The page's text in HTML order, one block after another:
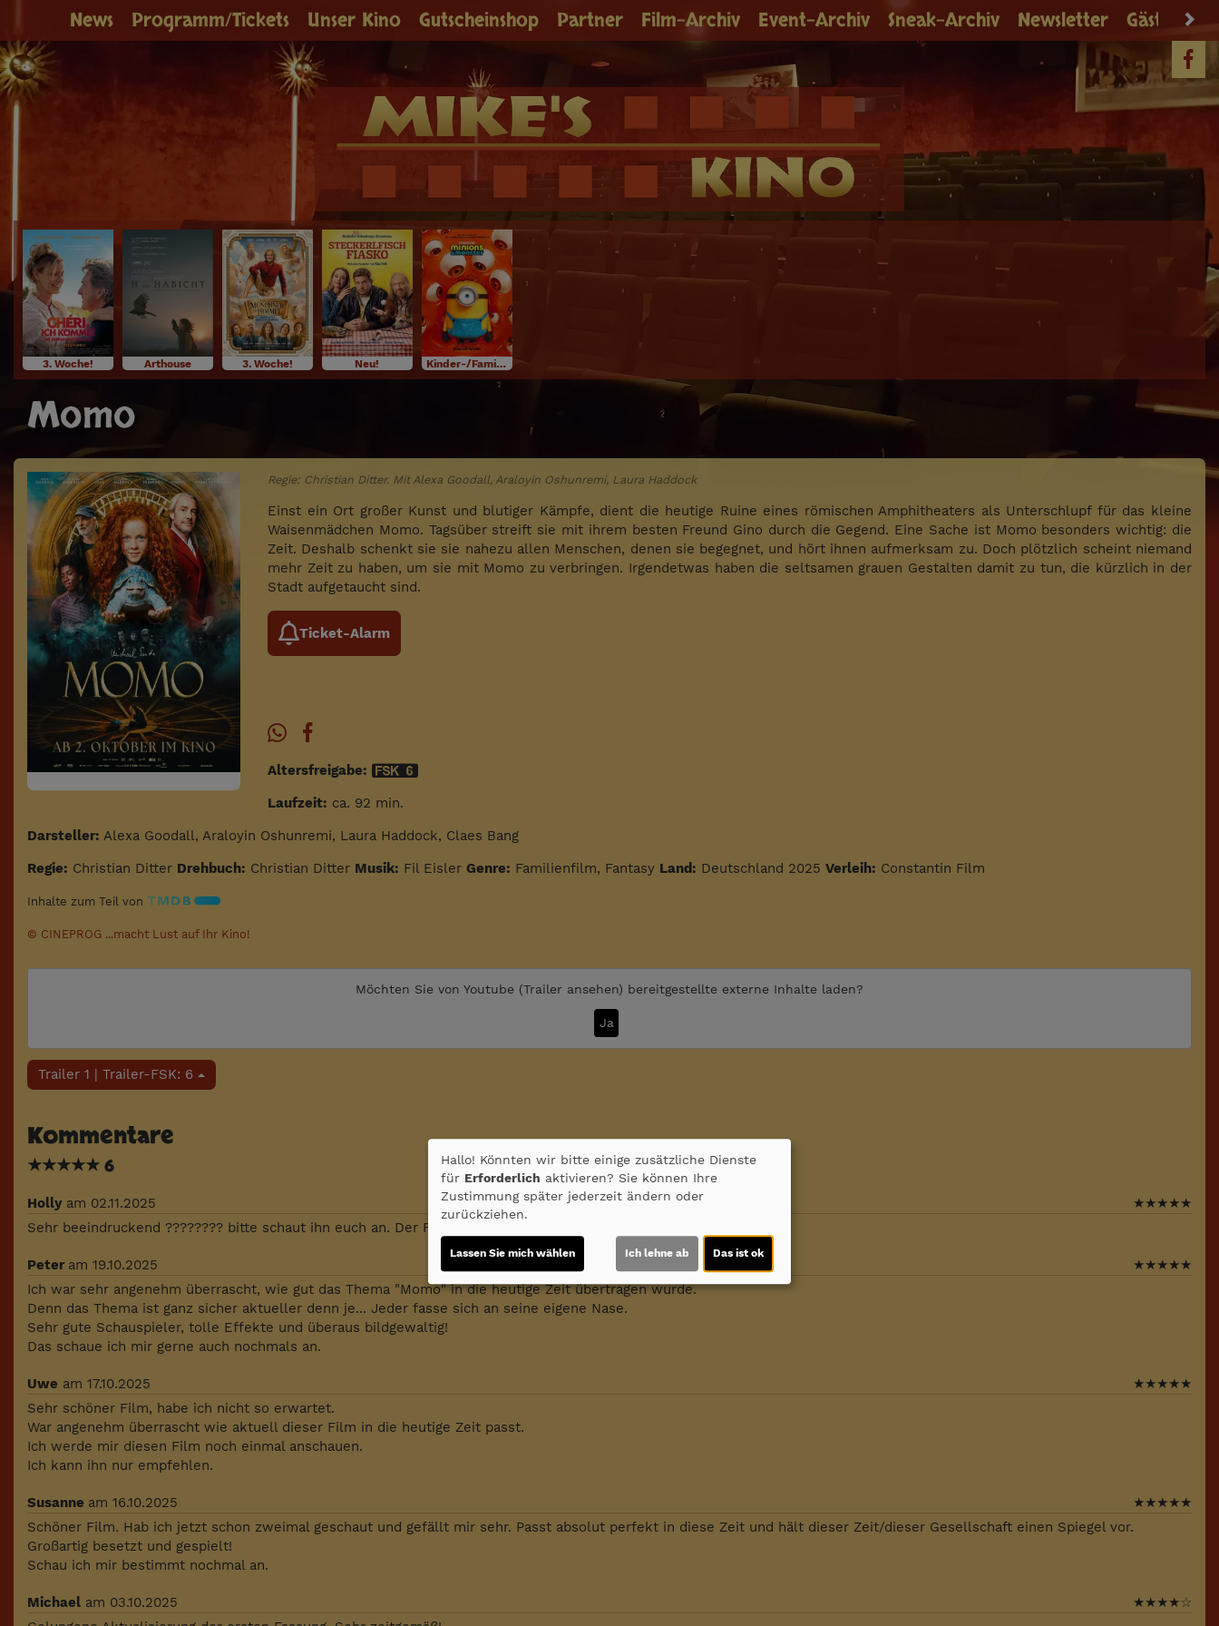
News Programm/Tickets Unser Kino Gutscheinshop Partner Film-Archiv Event-Archiv Sneak-Archiv Newsletter Gästebuch
3. Woche! Arthouse 3. Woche! Neu! Kinder-/Familienfilm
Momo
Regie: Christian Ditter. Mit Alexa Goodall, Araloyin Oshunremi, Laura Haddock
Einst ein Ort großer Kunst und blutiger Kämpfe, dient die heutige Ruine eines römischen Amphitheaters als Unterschlupf für das kleine
Waisenmädchen Momo. Tagsüber streift sie mit ihrem besten Freund Gino durch die Gegend. Eine Sache ist Momo besonders wichtig: die
Zeit. Deshalb schenkt sie sie nahezu allen Menschen, denen sie begegnet, und hört ihnen aufmerksam zu. Doch plötzlich scheint niemand
mehr Zeit zu haben, um sie mit Momo zu verbringen. Irgendetwas haben die seltsamen grauen Gestalten damit zu tun, die kürzlich in der
Stadt aufgetaucht sind.
Ticket-Alarm
Altersfreigabe:
Laufzeit: ca. 92 min.
Darsteller: Alexa Goodall, Araloyin Oshunremi, Laura Haddock, Claes Bang
Regie: Christian Ditter Drehbuch: Christian Ditter Musik: Fil Eisler Genre: Familienfilm, Fantasy Land: Deutschland 2025 Verleih: Constantin Film
Inhalte zum Teil von
© CINEPROG ...macht Lust auf Ihr Kino!
Möchten Sie von Youtube (Trailer ansehen) bereitgestellte externe Inhalte laden?
Ja
Trailer 1 | Trailer-FSK: 6
Kommentare
★★★★★ 6
Hollyam 02.11.2025 ★★★★★
Sehr beeindruckend ???????? bitte schaut ihn euch an. Der Film berührt dein Herz ??
Peter am 19.10.2025 ★★★★★
Ich war sehr angenehm überrascht, wie gut das Thema "Momo" in die heutige Zeit übertragen wurde.
Denn das Thema ist ganz sicher aktueller denn je... Jeder fasse sich an seine eigene Nase.
Sehr gute Schauspieler, tolle Effekte und überaus bildgewaltig!
Das schaue ich mir gerne auch nochmals an.
Uwe am 17.10.2025 ★★★★★
Sehr schöner Film, habe ich nicht so erwartet.
War angenehm überrascht wie aktuell dieser Film in die heutige Zeit passt.
Ich werde mir diesen Film noch einmal anschauen.
Ich kann ihn nur empfehlen.
Susanne am 16.10.2025 ★★★★★
Schöner Film. Hab ich jetzt schon zweimal geschaut und gefällt mir sehr. Passt absolut perfekt in diese Zeit und hält dieser Zeit/dieser Gesellschaft einen Spiegel vor.
Großartig besetzt und gespielt!
Schau ich mir bestimmt nochmal an.
Michael am 03.10.2025 ★★★★☆
Hallo! Könnten wir bitte einige zusätzliche Dienste
für Erforderlich aktivieren? Sie können Ihre
Zustimmung später jederzeit ändern oder
zurückziehen.
Lassen Sie mich wählen Ich lehne ab Das ist ok